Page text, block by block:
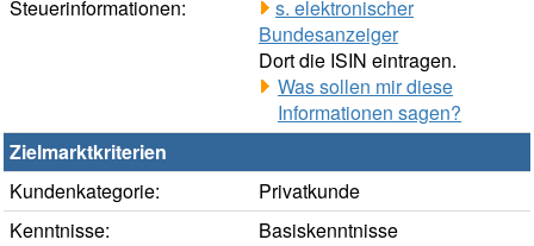
Steuerinformationen:
s. elektronischer
Bundesanzeiger
Dort die ISIN eintragen.
Was sollen mir diese
Informationen sagen?
Zielmarktkriterien
Kundenkategorie:
Privatkunde
Kenntnisse:
Basiskenntnisse